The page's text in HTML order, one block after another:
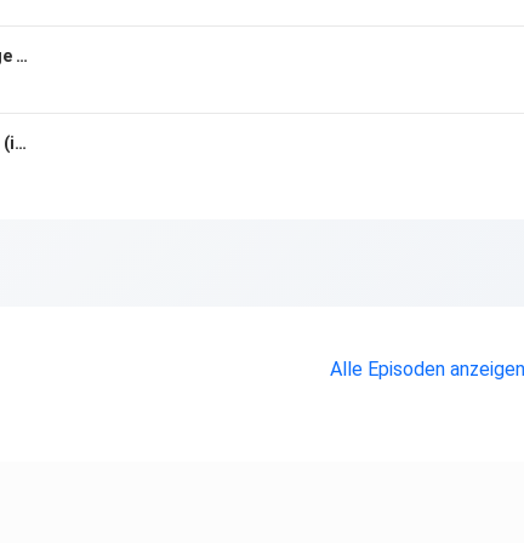
168 - Ich hab mich verändert (wichtige Botschaft)
167 - Hör als Frau NICHT auf Männer (im Business)
Alle Episoden anzeigen